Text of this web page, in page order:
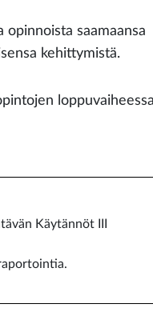
opinnoista saamaansa
kehittymistä.
Käytännöt III